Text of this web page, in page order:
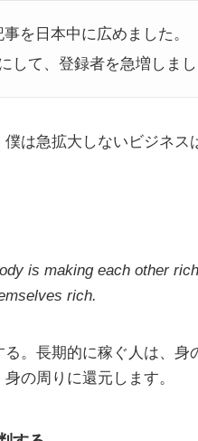
を日本中に広めました。
して、登録者を急増しまし
は急拡大しないビジネス
is making each other
rich.
。長期的に稼ぐ人は、身
の周りに還元します。